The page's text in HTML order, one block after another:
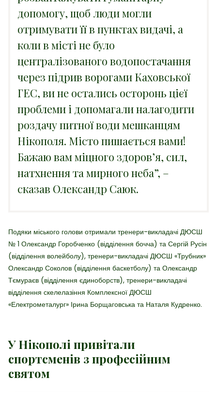
допомогу, щоб люди могли
отримувати її в пунктах видачі, а
коли в місті не було
централізованого водопостачання
через підрив ворогами Каховської
ГЕС, ви не остались осторонь цієї
проблеми і допомагали налагодити
роздачу питної води мешканцям
Нікополя. Місто пишається вами!
Бажаю вам міцного здоров’я, сил,
натхнення та мирного неба”, –
сказав Олександр Саюк.
Подяки міського голови отримали тренери-викладачі ДЮСШ
№ 1 Олександр Горобченко (відділення бочча) та Сергій Русін
(відділення волейболу), тренери-викладачі ДЮСШ «Трубник»
Олександр Соколов (відділення баскетболу) та Олександр
Тємураєв (відділення єдиноборств), тренери-викладачі
відділення скелелазіння Комплексної ДЮСШ
«Електрометалург» Ірина Борщаговська та Наталя Кудренко.
У Нікополі привітали
спортсменів з професійним
святом